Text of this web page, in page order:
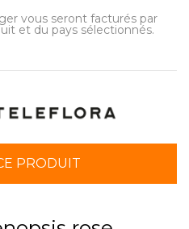
vous seront facturés par
et du pays sélectionnés.
PRODUIT